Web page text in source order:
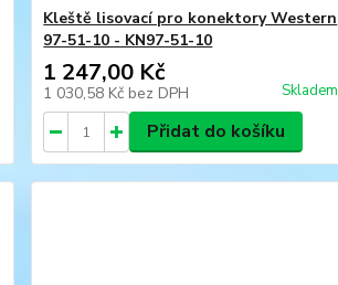
Kleště lisovací pro konektory Western
97-51-10 - KN97-51-10
1 247,00 Kč
1 030,58 Kč bez DPH Skladem
Přidat do košíku